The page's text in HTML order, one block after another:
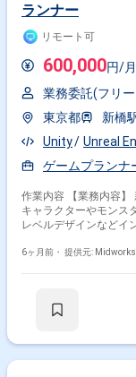
ランナー
リモート可
600,000円/月
業務委託(フリ
東京都
新橋
Unity
Unreal
ゲームプランナ
作業内容 【業務内容】 新規開発中のアクションスマホゲームにおいて、
キャラクターやモンス
レベルデザインなどイン
モーションやエフェクトの発注 ・モンスター／ボスのパ
6ヶ月前・ 提供元: Midworks